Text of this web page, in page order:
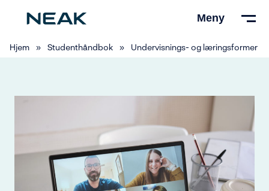
hovedinnhold
Meny
Hjem » Studenthåndbok » Undervisnings- og læringsformer